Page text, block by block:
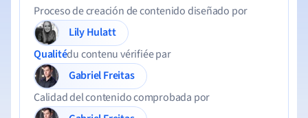
Proceso de creación de contenido diseñado por
Lily Hulatt
Qualitédu contenu vérifiée par
Gabriel Freitas
Calidad del contenido comprobada por